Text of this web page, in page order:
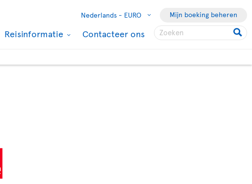
Nederlands - EURO Mijn boeking beheren
Reisinformatie Contacteer ons